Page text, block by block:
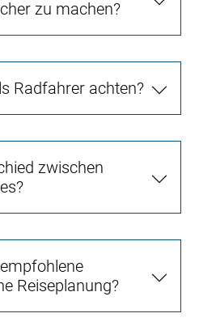
zu machen?
Radfahrer achten?
zwischen
Reiseplanung?